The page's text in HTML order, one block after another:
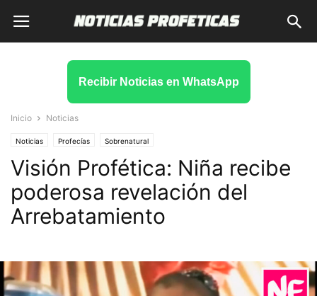
Recibir Noticias en WhatsApp
Inicio Noticias
Noticias Profecías Sobrenatural
Visión Profética: Niña recibe
poderosa revelación del
Arrebatamiento